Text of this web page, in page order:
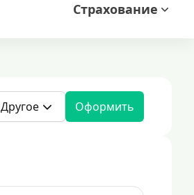
Страхование
Другое Оформить